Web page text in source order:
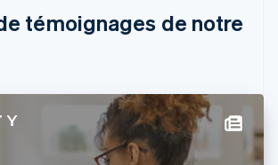
témoignages de notre